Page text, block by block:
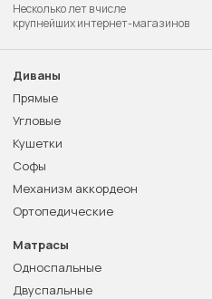
Несколько лет в числе
крупнейших интернет-магазинов
Диваны
Прямые
Угловые
Кушетки
Софы
Механизм аккордеон
Ортопедические
Матрасы
Односпальные
Двуспальные